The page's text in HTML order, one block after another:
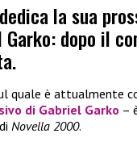
la sua
Garko: dopo il
quale è attualmente
di Gabriel Garko –
Novella 2000.